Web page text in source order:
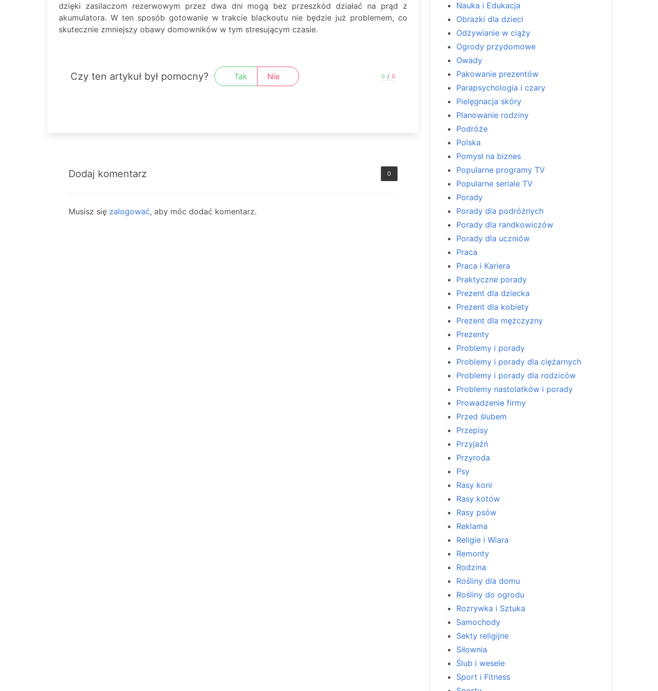
dzięki zasilaczom rezerwowym przez dwa dni mogą bez przeszkód działać na prąd z
akumulatora. W ten sposób gotowanie w trakcie blackoutu nie będzie już problemem, co
skutecznie zmniejszy obawy domowników w tym stresującym czasie.
Czy ten artykuł był pomocny? Tak Nie 0 / 0
Dodaj komentarz 0
Musisz się zalogować, aby móc dodać komentarz.
Nauka i Edukacja
Obrazki dla dzieci
Odżywianie w ciąży
Ogrody przydomowe
Owady
Pakowanie prezentów
Parapsychologia i czary
Pielęgnacja skóry
Planowanie rodziny
Podróże
Polska
Pomysł na biznes
Popularne programy TV
Popularne seriale TV
Porady
Porady dla podróżnych
Porady dla randkowiczów
Porady dla uczniów
Praca
Praca i Kariera
Praktyczne porady
Prezent dla dziecka
Prezent dla kobiety
Prezent dla mężczyzny
Prezenty
Problemy i porady
Problemy i porady dla ciężarnych
Problemy i porady dla rodziców
Problemy nastolatków i porady
Prowadzenie firmy
Przed ślubem
Przepisy
Przyjaźń
Przyroda
Psy
Rasy koni
Rasy kotów
Rasy psów
Reklama
Religie i Wiara
Remonty
Rodzina
Rośliny dla domu
Rośliny do ogrodu
Rozrywka i Sztuka
Samochody
Sekty religijne
Siłownia
Ślub i wesele
Sport i Fitness